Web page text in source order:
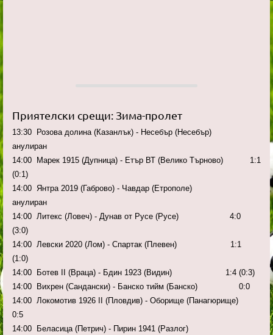
Приятелски срещи: Зима-пролет
13:30 Розова долина (Казанлък) - Несебър (Несебър)
анулиран
14:00 Марек 1915 (Дупница) - Етър ВТ (Велико Търново) 1:1
(0:1)
14:00 Янтра 2019 (Габрово) - Чавдар (Етрополе)
анулиран
14:00 Литекс (Ловеч) - Дунав от Русе (Русе) 4:0
(3:0)
14:00 Левски 2020 (Лом) - Спартак (Плевен) 1:1
(1:0)
14:00 Ботев II (Враца) - Бдин 1923 (Видин) 1:4 (0:3)
14:00 Вихрен (Сандански) - Банско тийм (Банско) 0:0
14:00 Локомотив 1926 II (Пловдив) - Оборище (Панагюрище)
0:5
14:00 Беласица (Петрич) - Пирин 1941 (Разлог)